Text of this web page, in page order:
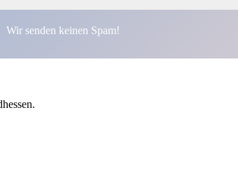
Wir senden keinen Spam!